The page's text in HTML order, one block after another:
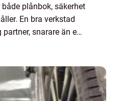
plånbok, säkerhet
En bra verkstad
snarare än en